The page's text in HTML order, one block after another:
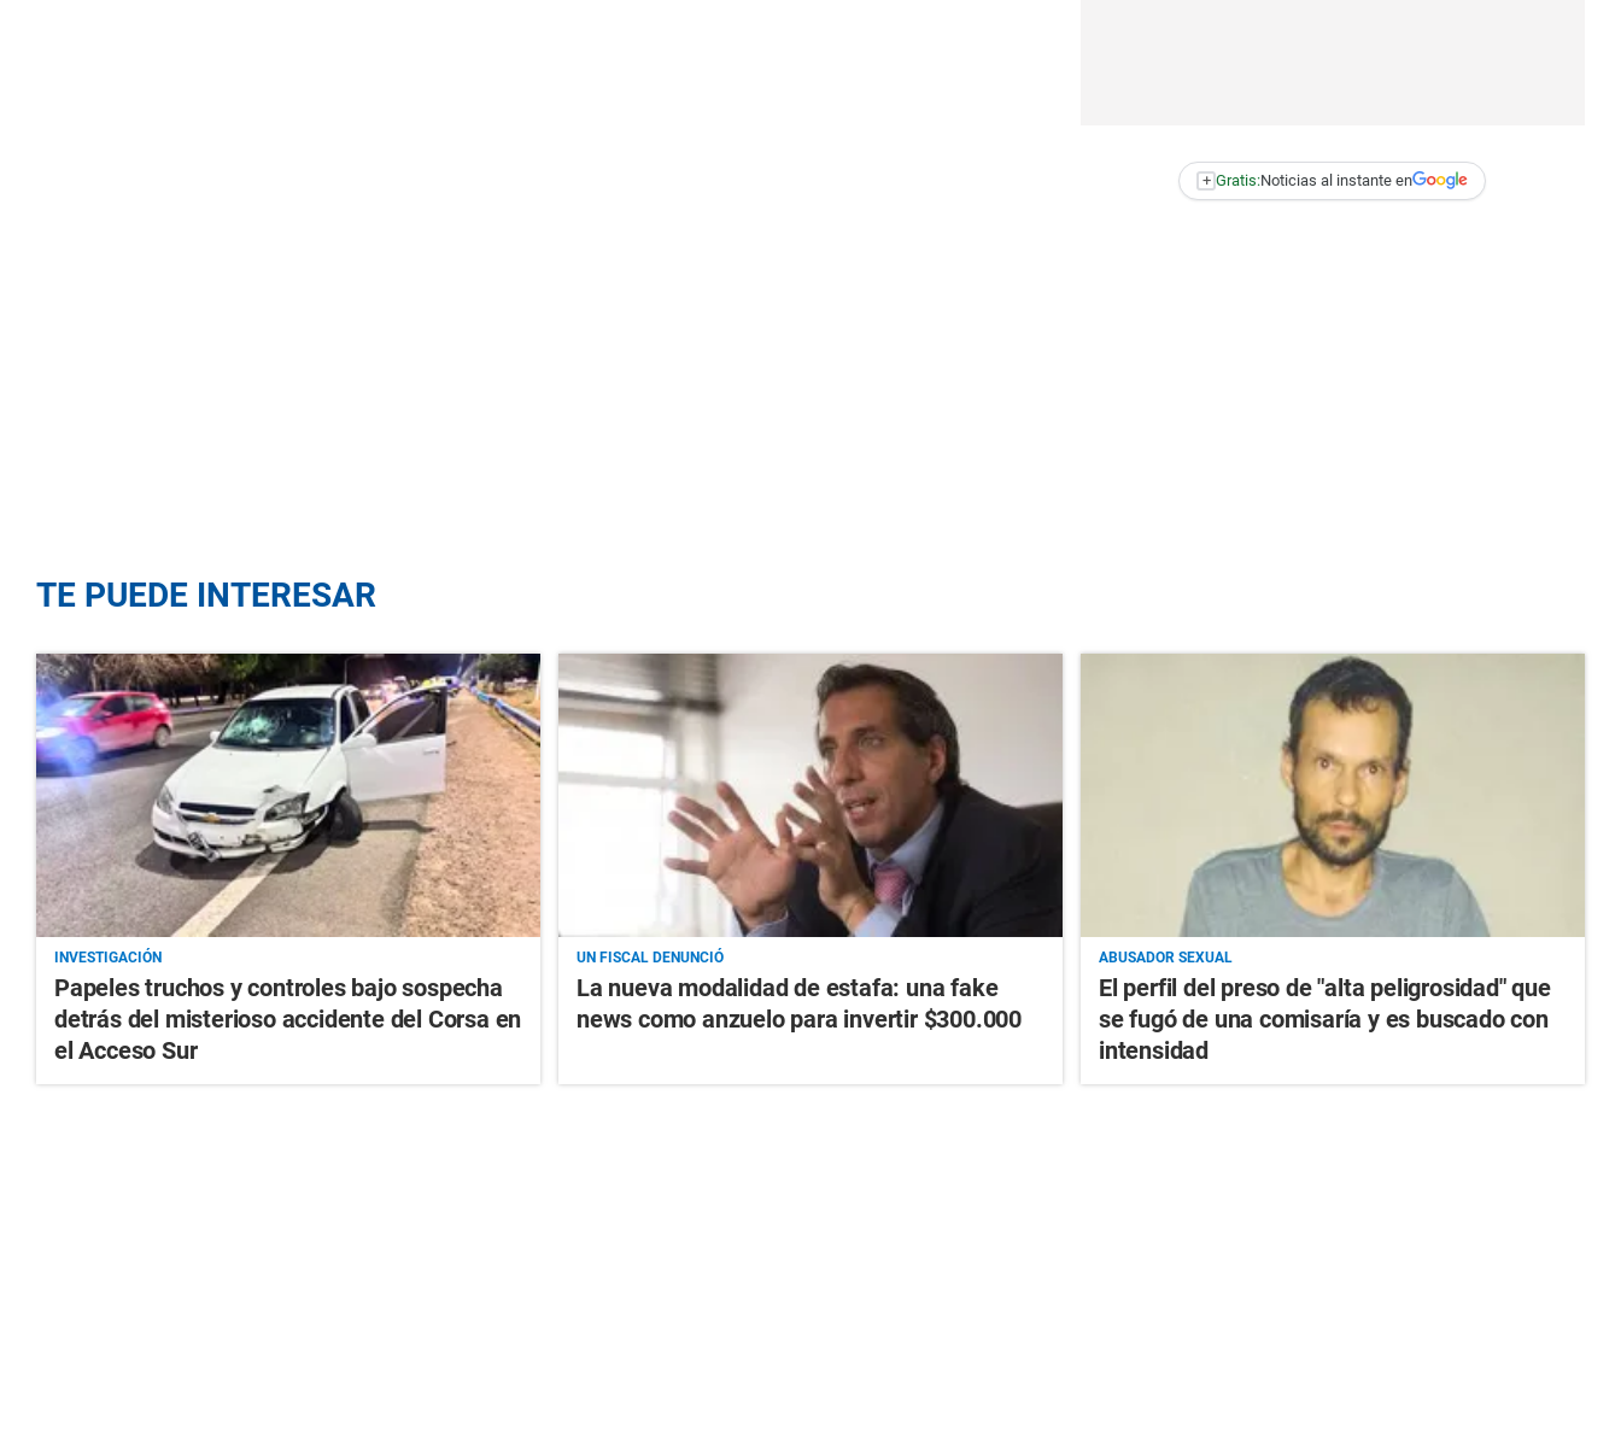
+ Gratis:Noticias al instante en
TE PUEDE INTERESAR
INVESTIGACIÓN
Papeles truchos y controles bajo sospecha
detrás del misterioso accidente del Corsa en
el Acceso Sur
UN FISCAL DENUNCIÓ
La nueva modalidad de estafa: una fake
news como anzuelo para invertir $300.000
ABUSADOR SEXUAL
El perfil del preso de "alta peligrosidad" que
se fugó de una comisaría y es buscado con
intensidad